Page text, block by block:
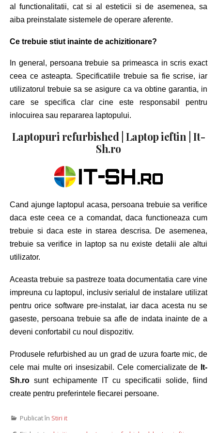
al functionalitatii, cat si al esteticii si de asemenea, sa
aiba preinstalate sistemele de operare aferente.
Ce trebuie stiut inainte de achizitionare?
In general, persoana trebuie sa primeasca in scris exact
ceea ce asteapta. Specificatiile trebuie sa fie scrise, iar
utilizatorul trebuie sa se asigure ca va obtine garantia, in
care se specifica clar cine este responsabil pentru
inlocuirea sau repararea laptopului.
Laptopuri refurbished | Laptop ieftin | It-
Sh.ro
Cand ajunge laptopul acasa, persoana trebuie sa verifice
daca este ceea ce a comandat, daca functioneaza cum
trebuie si daca este in starea descrisa. De asemenea,
trebuie sa verifice in laptop sa nu existe detalii ale altui
utilizator.
Aceasta trebuie sa pastreze toata documentatia care vine
impreuna cu laptopul, inclusiv serialul de instalare utilizat
pentru orice software pre-instalat, iar daca acesta nu se
gaseste, persoana trebuie sa afle de indata inainte de a
deveni confortabil cu noul dispozitiv.
Produsele refurbished au un grad de uzura foarte mic, de
cele mai multe ori insesizabil. Cele comercializate de It-
Sh.ro sunt echipamente IT cu specificatii solide, fiind
create pentru preferintele fiecarei persoane.
Publicat în Stiri it